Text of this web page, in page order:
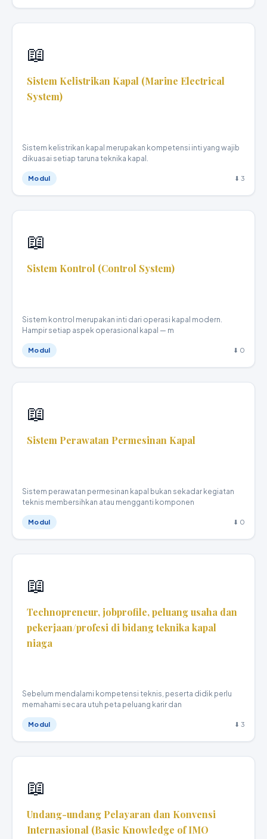
📖
Sistem Kelistrikan Kapal (Marine Electrical
System)
Sistem kelistrikan kapal merupakan kompetensi inti yang wajib
dikuasai setiap taruna teknika kapal.
Modul ⬇ 3
📖
Sistem Kontrol (Control System)
Sistem kontrol merupakan inti dari operasi kapal modern.
Hampir setiap aspek operasional kapal — m
Modul ⬇ 0
📖
Sistem Perawatan Permesinan Kapal
Sistem perawatan permesinan kapal bukan sekadar kegiatan
teknis membersihkan atau mengganti komponen
Modul ⬇ 0
📖
Technopreneur, jobprofile, peluang usaha dan
pekerjaan/profesi di bidang teknika kapal
niaga
Sebelum mendalami kompetensi teknis, peserta didik perlu
memahami secara utuh peta peluang karir dan
Modul ⬇ 3
📖
Undang-undang Pelayaran dan Konvensi
Internasional (Basic Knowledge of IMO